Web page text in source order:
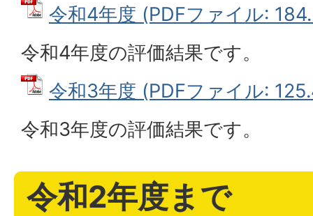
令和4年度 (PDFファイル:
令和4年度の評価結果です。
令和3年度 (PDFファイル:
令和3年度の評価結果です。
令和2年度まで